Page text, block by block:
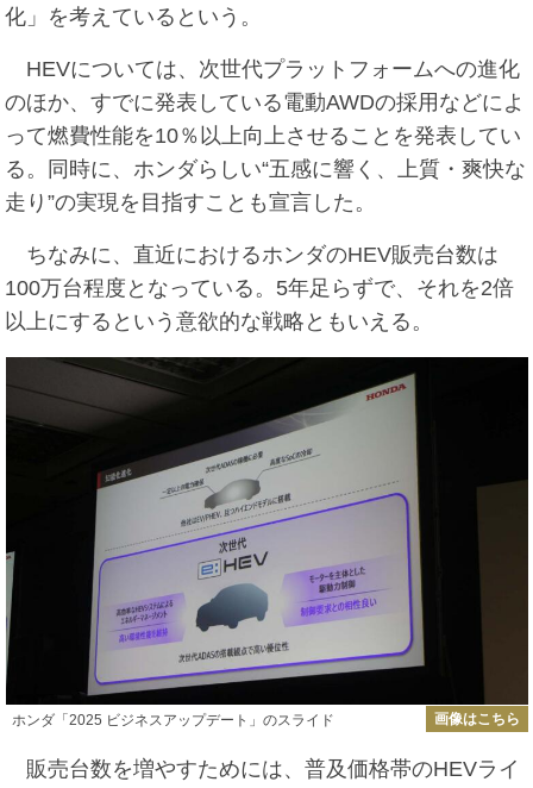
化」を考えているという。
HEVについては、次世代プラットフォームへの進化
のほか、すでに発表している電動AWDの採用などによ
って燃費性能を10％以上向上させることを発表してい
る。同時に、ホンダらしい“五感に響く、上質・爽快な
走り”の実現を目指すことも宣言した。
ちなみに、直近におけるホンダのHEV販売台数は
100万台程度となっている。5年足らずで、それを2倍
以上にするという意欲的な戦略ともいえる。
ホンダ「2025 ビジネスアップデート」のスライド 画像はこちら
販売台数を増やすためには、普及価格帯のHEVライ